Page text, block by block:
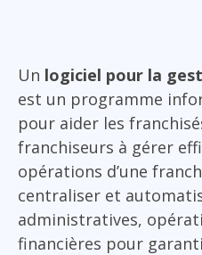
Un logiciel pour la
est un programme
pour aider les
franchiseurs à gérer
opérations d’une
centraliser et
administratives,
financières pour